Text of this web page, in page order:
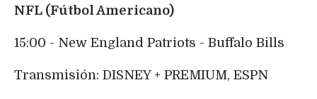
NFL (Fútbol Americano)
15:00 - New England Patriots - Buffalo Bills
Transmisión: DISNEY + PREMIUM, ESPN